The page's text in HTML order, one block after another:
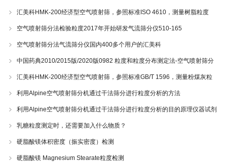
汇美科HMK-200经济型空气喷射筛，参照标准ISO 4610，测量树脂粒度
空气喷射筛分法检验粒度2017年开始研发气流筛分仪510-165
空气喷射筛分法气流筛分仪国内400多个用户的汇美科
中国药典2010/2015版/2020版0982 粒度和粒度分布测定法-空气喷射筛分
仪 510-221103
汇美科HMK-200经济型空气喷射筛，参照标准GB/T 1596，测量粉煤灰粒
利用Alpine空气喷射筛分机通过干法筛分进行粒度分析的方法
利用Alpine空气喷射筛分机通过干法筛分进行粒度分析的目的原理仪器试剂
乳糖粒度测定时，还需要加入什么物质？
硬脂酸镁体积密度（振实密度）检测
硬脂酸镁 Magnesium Stearate粒度检测